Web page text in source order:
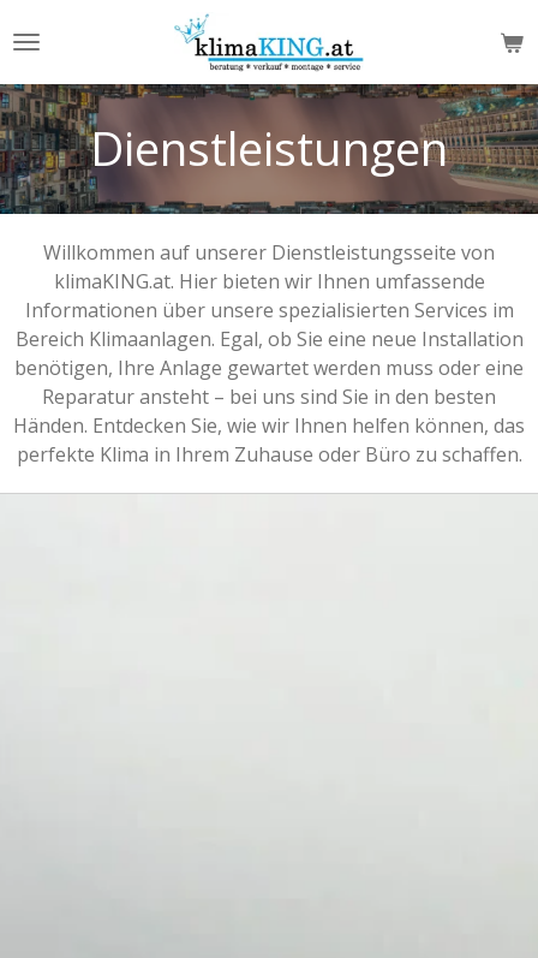
Hauptinhalt
springen
Dienstleistungen
Willkommen auf unserer Dienstleistungsseite von
klimaKING.at. Hier bieten wir Ihnen umfassende
Informationen über unsere spezialisierten Services im
Bereich Klimaanlagen. Egal, ob Sie eine neue Installation
benötigen, Ihre Anlage gewartet werden muss oder eine
Reparatur ansteht – bei uns sind Sie in den besten
Händen. Entdecken Sie, wie wir Ihnen helfen können, das
perfekte Klima in Ihrem Zuhause oder Büro zu schaffen.